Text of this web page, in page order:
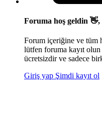
Foruma hoş geldin
Forum içeriğine ve tüm
lütfen foruma kayıt
ücretsizdir ve sadece
Giriş yap Şimdi kayıt ol